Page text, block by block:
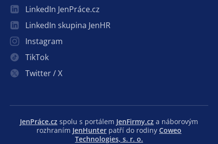
LinkedIn JenPráce.cz
LinkedIn skupina JenHR
Instagram
TikTok
Twitter / X
JenPráce.cz spolu s portálem JenFirmy.cz a náborovým
rozhraním JenHunter patří do rodiny Coweo
Technologies, s. r. o.